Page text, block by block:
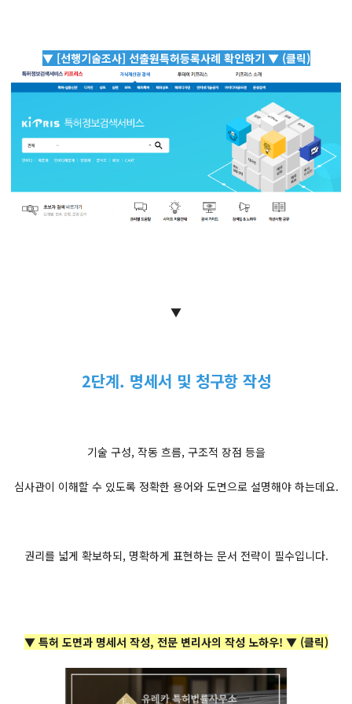
▼ [선행기술조사] 선출원특허등록사례 확인하기 ▼ (클릭)
▼
2단계. 명세서 및 청구항 작성
기술 구성, 작동 흐름, 구조적 장점 등을
심사관이 이해할 수 있도록 정확한 용어와 도면으로 설명해야 하는데요.
권리를 넓게 확보하되, 명확하게 표현하는 문서 전략이 필수입니다.
▼ 특허 도면과 명세서 작성, 전문 변리사의 작성 노하우! ▼ (클릭)